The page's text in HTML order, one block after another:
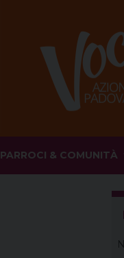
PARROCI & COMUNITÀ